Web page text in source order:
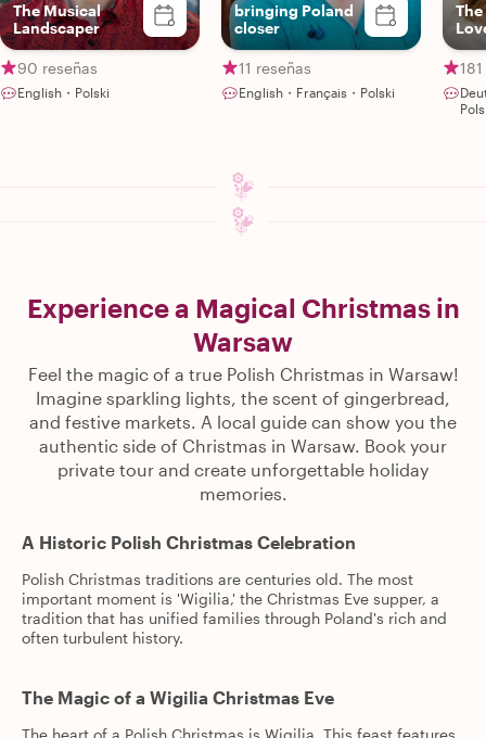
The Musical
Landscaper
90 reseñas
English・Polski
bringing Poland
closer
11 reseñas
English・Français・Polski
Experience a Magical Christmas in
Warsaw
Feel the magic of a true Polish Christmas in Warsaw!
Imagine sparkling lights, the scent of gingerbread,
and festive markets. A local guide can show you the
authentic side of Christmas in Warsaw. Book your
private tour and create unforgettable holiday
memories.
A Historic Polish Christmas Celebration
Polish Christmas traditions are centuries old. The most
important moment is 'Wigilia,' the Christmas Eve supper, a
tradition that has unified families through Poland's rich and
often turbulent history.
The Magic of a Wigilia Christmas Eve
The heart of a Polish Christmas is Wigilia. This feast features